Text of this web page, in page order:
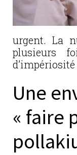
urgent. La
plusieurs
Une
« faire